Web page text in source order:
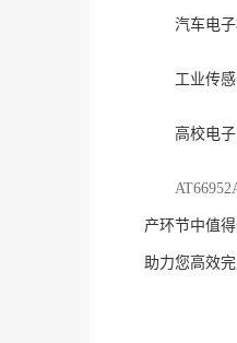
汽车电
工业传
高校电
产环节中值
助力您高效